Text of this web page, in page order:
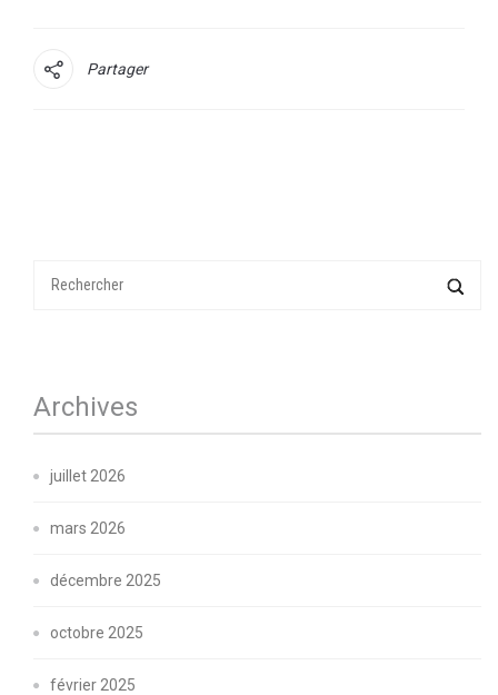
Partager
Archives
juillet 2026
mars 2026
décembre 2025
octobre 2025
février 2025